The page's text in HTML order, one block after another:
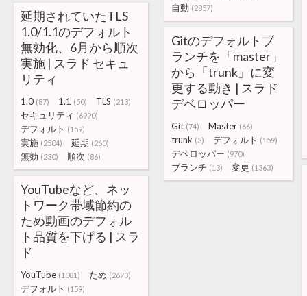
自動 (2857)
延期されていたTLS
1.0/1.1のデフォルト
無効化、6月から順次
実施 | スラド セキュ
リティ
1.0 (87) 1.1 (50) TLS (213)
セキュリティ (6990)
デフォルト (159)
実施 (2504) 延期 (260)
無効 (230) 順次 (86)
Gitのデフォルトブ
ランチを「master」
から「trunk」に変
更する動き | スラド
デベロッパー
Git (74) Master (66)
trunk (3) デフォルト (159)
デベロッパー (970)
ブランチ (13) 変更 (1363)
YouTubeなど、ネッ
トワーク帯域節約の
ため動画のデフォル
ト品質を下げる | スラ
ド
YouTube (1081) ため (2673)
デフォルト (159)